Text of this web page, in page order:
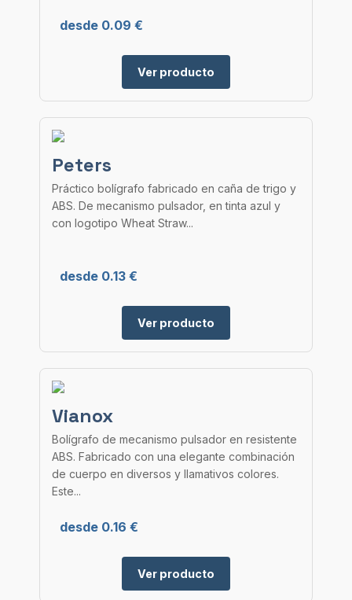
desde 0.09 €
Ver producto
Peters
Práctico bolígrafo fabricado en caña de trigo y
ABS. De mecanismo pulsador, en tinta azul y
con logotipo Wheat Straw...
desde 0.13 €
Ver producto
Vianox
Bolígrafo de mecanismo pulsador en resistente
ABS. Fabricado con una elegante combinación
de cuerpo en diversos y llamativos colores.
Este...
desde 0.16 €
Ver producto